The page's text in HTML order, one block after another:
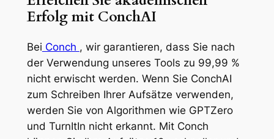
Erfolg mit ConchAI
Bei Conch , wir garantieren, dass Sie nach
der Verwendung unseres Tools zu 99,99 %
nicht erwischt werden. Wenn Sie ConchAI
zum Schreiben Ihrer Aufsätze verwenden,
werden Sie von Algorithmen wie GPTZero
und TurnItIn nicht erkannt. Mit Conch